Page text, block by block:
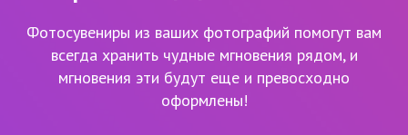
Фотосувениры из ваших фотографий помогут вам
всегда хранить чудные мгновения рядом, и
мгновения эти будут еще и превосходно
оформлены!